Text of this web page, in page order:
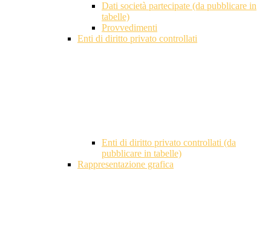
Dati società partecipate (da pubblicare in
tabelle)
Provvedimenti
Enti di diritto privato controllati
Enti di diritto privato controllati (da
pubblicare in tabelle)
Rappresentazione grafica